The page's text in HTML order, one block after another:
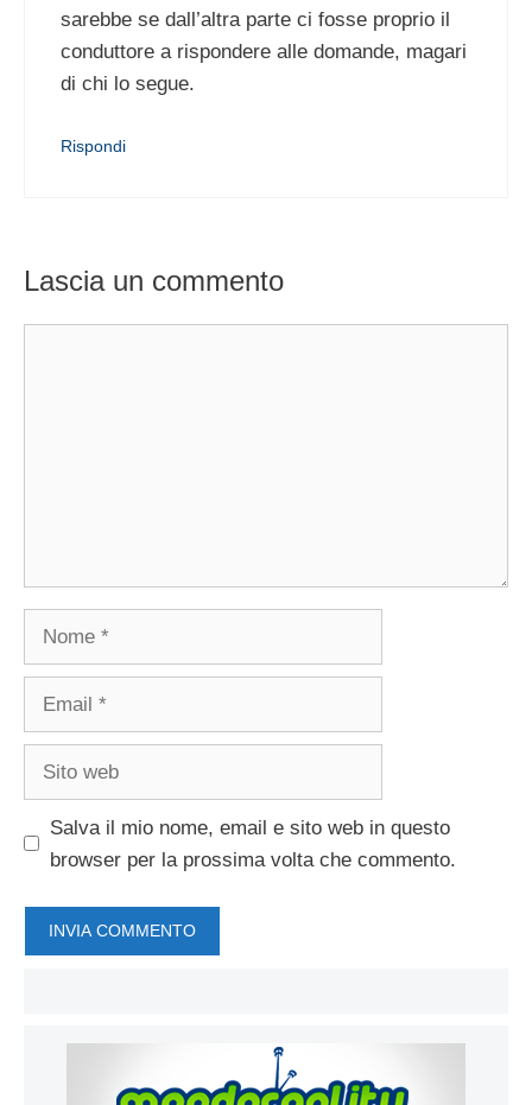
sarebbe se dall’altra parte ci fosse proprio il
conduttore a rispondere alle domande, magari
di chi lo segue.
Rispondi
Lascia un commento
Nome
Email
Sito
Salva il mio nome, email e sito web in questo
browser per la prossima volta che commento.